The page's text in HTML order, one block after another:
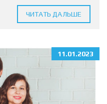
ЧИТАТЬ ДАЛЬШЕ
11.01.2023